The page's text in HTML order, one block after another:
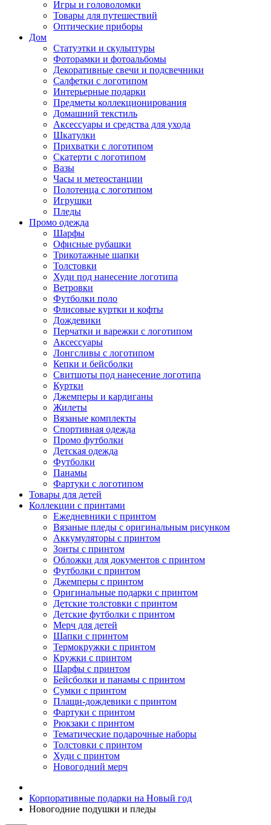
Игры и головоломки
Товары для путешествий
Оптические приборы
Дом
Статуэтки и скульптуры
Фоторамки и фотоальбомы
Декоративные свечи и подсвечники
Салфетки с логотипом
Интерьерные подарки
Предметы коллекционирования
Домашний текстиль
Аксессуары и средства для ухода
Шкатулки
Прихватки с логотипом
Скатерти с логотипом
Вазы
Часы и метеостанции
Полотенца с логотипом
Игрушки
Пледы
Промо одежда
Шарфы
Офисные рубашки
Трикотажные шапки
Толстовки
Худи под нанесение логотипа
Ветровки
Футболки поло
Флисовые куртки и кофты
Дождевики
Перчатки и варежки с логотипом
Аксессуары
Лонгсливы с логотипом
Кепки и бейсболки
Свитшоты под нанесение логотипа
Куртки
Джемперы и кардиганы
Жилеты
Вязаные комплекты
Спортивная одежда
Промо футболки
Детская одежда
Футболки
Панамы
Фартуки с логотипом
Товары для детей
Коллекции с принтами
Ежедневники с принтом
Вязаные пледы с оригинальным рисунком
Аккумуляторы с принтом
Зонты с принтом
Обложки для документов с принтом
Футболки с принтом
Джемперы с принтом
Оригинальные подарки с принтом
Детские толстовки с принтом
Детские футболки с принтом
Мерч для детей
Шапки с принтом
Термокружки с принтом
Кружки с принтом
Шарфы с принтом
Бейсболки и панамы с принтом
Сумки с принтом
Плащи-дождевики с принтом
Фартуки с принтом
Рюкзаки с принтом
Тематические подарочные наборы
Толстовки с принтом
Худи с принтом
Новогодний мерч
Корпоративные подарки на Новый год
Новогодние подушки и пледы